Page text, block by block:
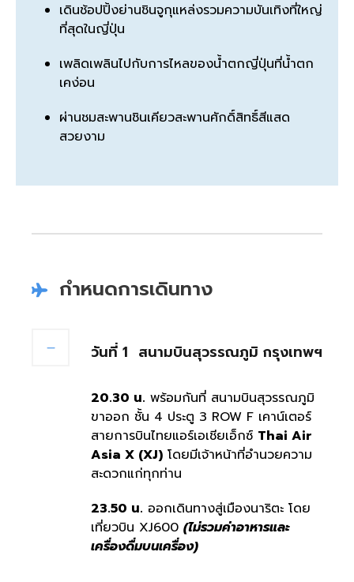
เดินช้อปปิ้งย่านชินจูกุแหล่งรวมความบันเทิงที่ใหญ่
ที่สุดในญี่ปุ่น
เพลิดเพลินไปกับการไหลของน้ำตกญี่ปุ่นที่น้ำตก
เคง่อน
ผ่านชมสะพานชินเคียวสะพานศักดิ์สิทธิ์สีแสด
สวยงาม
กำหนดการเดินทาง
วันที่ 1 สนามบินสุวรรณภูมิ กรุงเทพฯ
20.30 น. พร้อมกันที่ สนามบินสุวรรณภูมิ
ขาออก ชั้น 4 ประตู 3 ROW F เคาน์เตอร์
สายการบินไทยแอร์เอเชียเอ็กซ์ Thai Air
Asia X (XJ) โดยมีเจ้าหน้าที่อำนวยความ
สะดวกแก่ทุกท่าน
23.50 น. ออกเดินทางสู่เมืองนาริตะ โดย
เที่ยวบิน XJ600 (ไม่รวมค่าอาหารและ
เครื่องดื่มบนเครื่อง)